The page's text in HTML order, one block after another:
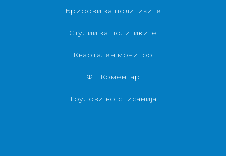
Брифови за политиките
Студии за политиките
Квартален монитор
ФТ Коментар
Трудови во списанија